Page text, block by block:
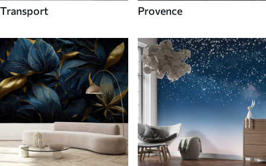
Transport Provence